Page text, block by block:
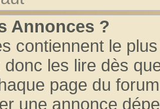
Annonces ?
contiennent le
les lire dès
page du
une annonce